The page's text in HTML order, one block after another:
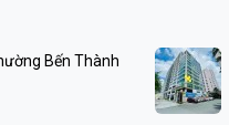
Bến Thành